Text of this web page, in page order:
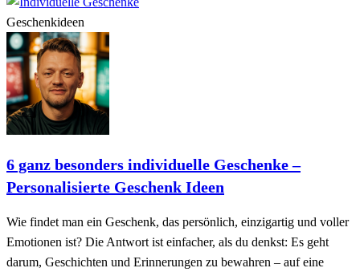
Geschenkideen
6 ganz besonders individuelle Geschenke –
Personalisierte Geschenk Ideen
Wie findet man ein Geschenk, das persönlich, einzigartig und voller
Emotionen ist? Die Antwort ist einfacher, als du denkst: Es geht
darum, Geschichten und Erinnerungen zu bewahren – auf eine